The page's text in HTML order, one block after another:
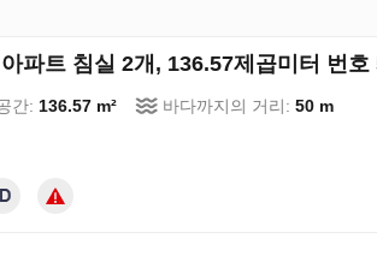
파트 침실 2개, 136.57제곱미터 번호
간: 136.57 m² 바다까지의 거리: 50 m